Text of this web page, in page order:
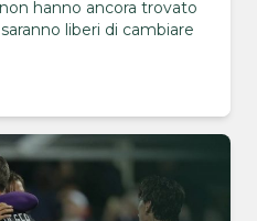
hanno ancora trovato
liberi di cambiare